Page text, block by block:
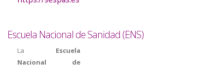
Escuela Nacional de Sanidad (ENS)
La Escuela
Nacional de